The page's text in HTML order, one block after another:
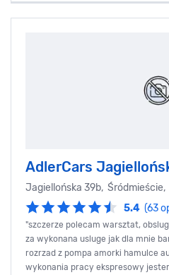
AdlerCars
Jagiellońska 39b, Śródmieście,
5.4 (63
"szczerze polecam warsztat,
za wykonana usluge jak dla mnie
rozrzad z pompa amorki hamulce
wykonania pracy ekspresowy